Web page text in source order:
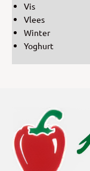
Vis
Vlees
Winter
Yoghurt